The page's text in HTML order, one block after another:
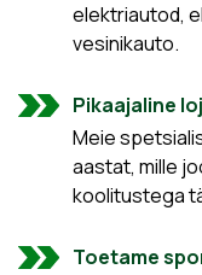
elektriautod,
vesinikauto.
Pikaajaline
Meie
aastat, mille
koolitustega
Toetame